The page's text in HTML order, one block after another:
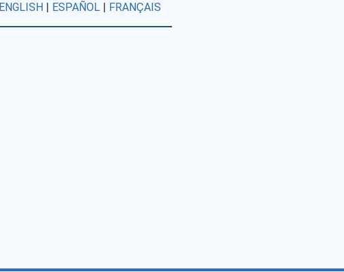
ENGLISH
ESPAÑOL| FRANÇAIS